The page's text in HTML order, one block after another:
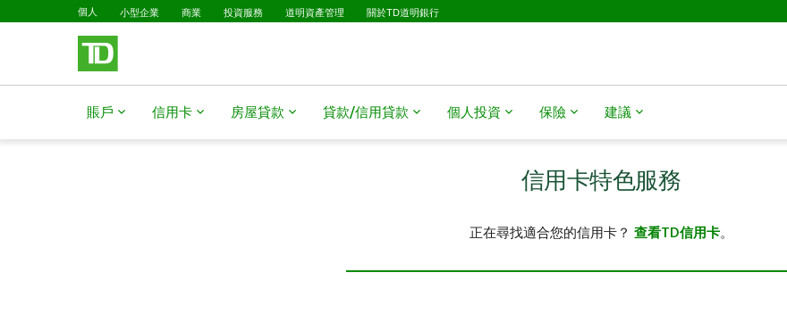
略過進入主要內容
個人 已選擇小型企業 商業 投資服務 道明資產管理 關於TD道明銀行
賬戶 信用卡 房屋貸款​​​​​​​ 貸款/信用貸款​​​​​​​ 個人投資 保險 建議
信用卡特色服務
正在尋找適合您的信用卡？ 查看TD信用卡。